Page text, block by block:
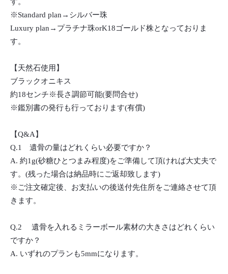
※Standard plan→シルバー珠
Luxury plan→プラチナ珠orK18ゴールド株となっておりま
す。
【天然石使用】
ブラックオニキス
約18センチ※長さ調節可能(要問合せ)
※鑑別書の発行も行っております(有償)
【Q&A】
Q.1 遺骨の量はどれくらい必要ですか？
A. 約1g(砂糖ひとつまみ程度)をご準備して頂ければ大丈夫で
す。(残った場合は納品時にご返却致します)
※ご注文確定後、お支払いの後送付先住所をご連絡させて頂
きます。
Q.2 遺骨を入れるミラーボール素材の大きさはどれくらい
ですか？
A. いずれのプランも5mmになります。